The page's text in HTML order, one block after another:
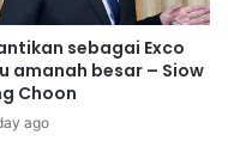
sebagai Exco
amanah besar – Siow
Choon
ago